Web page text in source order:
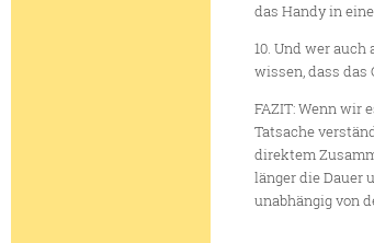
das Handy in
10. Und wer
wissen, dass das
FAZIT: Wenn wir
Tatsache
direktem
länger die Dauer
unabhängig von